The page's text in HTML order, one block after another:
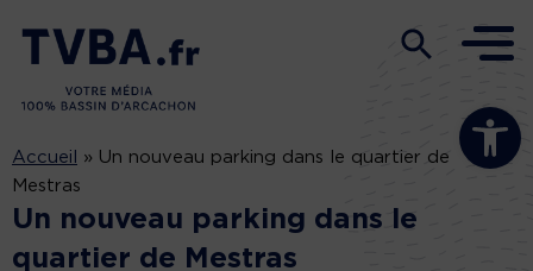
Ouvrir la
Accueil » Un nouveau parking dans le quartier de
Mestras
Un nouveau parking dans le
quartier de Mestras